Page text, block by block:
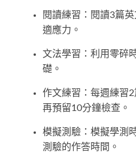
閱讀練習：閱讀3篇
適應力。
文法學習：利用零碎
礎。
作文練習：每週練習
再預留10分鐘檢查。
模擬測驗：模擬學測
測驗的作答時間。